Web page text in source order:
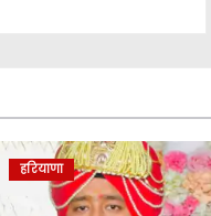
हरियाणा